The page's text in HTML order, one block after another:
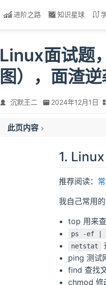
进阶之路 知识星球
Linux面试题
图），面渣
沉默王二 2024年12月1日
此页内容
1. Linux 常用命令
系统管理的命令有哪些？
压缩和解压的命令有哪些？
2. Linux 系统管理
用户和用户组有什么区别？
Git 常用命令有哪些？
1.
推荐阅读：
我自己常用
top 用来
ps -ef |
netstat
ping 测试
find 查找
chmod 修